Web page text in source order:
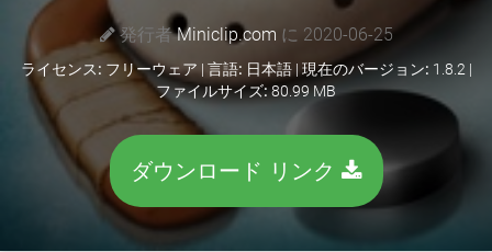
発行者Miniclip.com に 2020-06-25
ライセンス: フリーウェア | 言語: 日本語 | 現在のバージョン: 1.8.2 |
ファイルサイズ:80.99 MB
ダウンロード リンク